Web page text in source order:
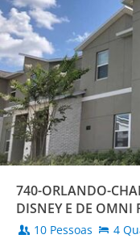
740-ORLANDO-
DISNEY E DE OMNI
10 Pessoas 4